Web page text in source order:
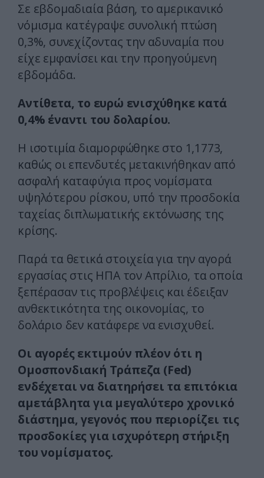
Σε εβδομαδιαία βάση, το αμερικανικό
νόμισμα κατέγραψε συνολική πτώση
0,3%, συνεχίζοντας την αδυναμία που
είχε εμφανίσει και την προηγούμενη
εβδομάδα.
Αντίθετα, το ευρώ ενισχύθηκε κατά
0,4% έναντι του δολαρίου.
Η ισοτιμία διαμορφώθηκε στο 1,1773,
καθώς οι επενδυτές μετακινήθηκαν από
ασφαλή καταφύγια προς νομίσματα
υψηλότερου ρίσκου, υπό την προσδοκία
ταχείας διπλωματικής εκτόνωσης της
κρίσης.
Παρά τα θετικά στοιχεία για την αγορά
εργασίας στις ΗΠΑ τον Απρίλιο, τα οποία
ξεπέρασαν τις προβλέψεις και έδειξαν
ανθεκτικότητα της οικονομίας, το
δολάριο δεν κατάφερε να ενισχυθεί.
Οι αγορές εκτιμούν πλέον ότι η
Ομοσπονδιακή Τράπεζα (Fed)
ενδέχεται να διατηρήσει τα επιτόκια
αμετάβλητα για μεγαλύτερο χρονικό
διάστημα, γεγονός που περιορίζει τις
προσδοκίες για ισχυρότερη στήριξη
του νομίσματος.